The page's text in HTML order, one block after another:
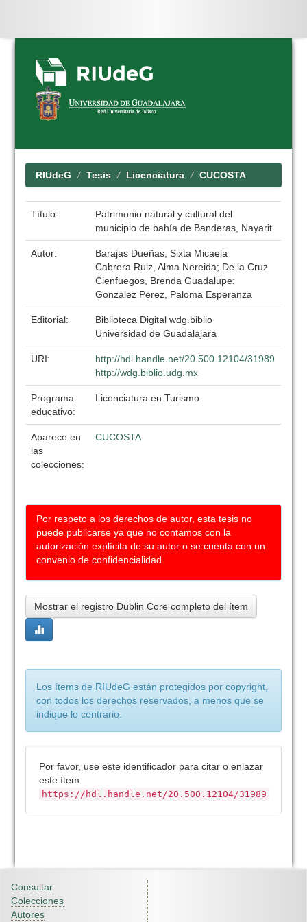
Skip
navigation
RIUdeG Tesis Licenciatura CUCOSTA
Título:
Patrimonio natural y cultural del
municipio de bahía de Banderas, Nayarit
Autor:
Barajas Dueñas, Sixta Micaela
Cabrera Ruiz, Alma Nereida; De la Cruz
Cienfuegos, Brenda Guadalupe;
Gonzalez Perez, Paloma Esperanza
Editorial:
Biblioteca Digital wdg.biblio
Universidad de Guadalajara
URI:
http://hdl.handle.net/20.500.12104/31989
http://wdg.biblio.udg.mx
Programa
educativo:
Licenciatura en Turismo
Aparece en
las
colecciones:
CUCOSTA
Por respeto a los derechos de autor, esta tesis no
puede publicarse ya que no contamos con la
autorización explícita de su autor o se cuenta con un
convenio de confidencialidad
Mostrar el registro Dublin Core completo del ítem
Los ítems de RIUdeG están protegidos por copyright,
con todos los derechos reservados, a menos que se
indique lo contrario.
Por favor, use este identificador para citar o enlazar
este ítem:
https://hdl.handle.net/20.500.12104/31989
Consultar
Colecciones
Autores